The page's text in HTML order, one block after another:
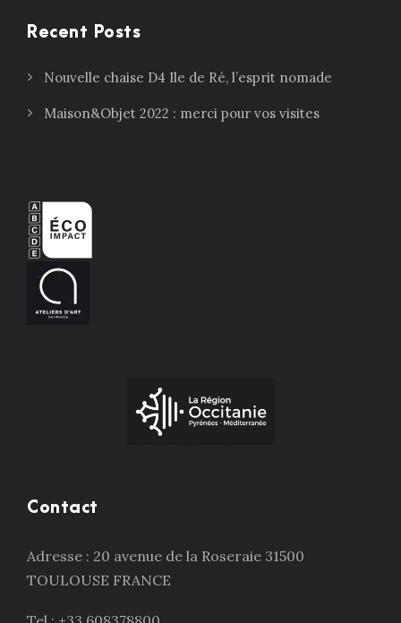
Recent Posts
Nouvelle chaise D4 Ile de Ré, l’esprit nomade
Maison&Objet 2022 : merci pour vos visites
Contact
Adresse : 20 avenue de la Roseraie 31500
TOULOUSE FRANCE